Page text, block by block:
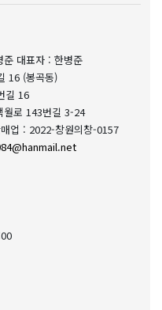
준 대표자 : 한병준
16 (봉곡동)
길 16
월로 143번길 3-24
업 : 2022-창원의창-0157